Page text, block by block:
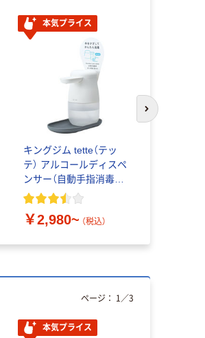
本気プライス
キングジム tette（テッ
テ） アルコールディスペ
ンサー（自動手指消毒
器） TE
￥2,980~ （税込）
次のスライド
本気プライス
ページ： 1 ／3